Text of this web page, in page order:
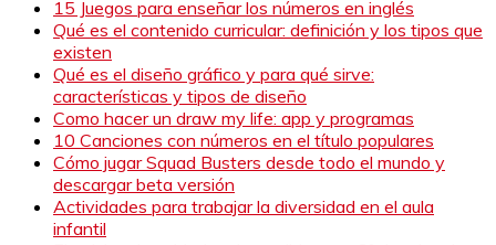
15 Juegos para enseñar los números en inglés
Qué es el contenido curricular: definición y los tipos que
existen
Qué es el diseño gráfico y para qué sirve:
características y tipos de diseño
Como hacer un draw my life: app y programas
10 Canciones con números en el título populares
Cómo jugar Squad Busters desde todo el mundo y
descargar beta versión
Actividades para trabajar la diversidad en el aula
infantil